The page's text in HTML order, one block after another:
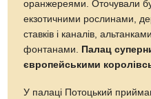
оранжереями. Оточували
екзотичними рослинами,
ставків і каналів,
фонтанами. Палац
європейськими
У палаці Потоцький